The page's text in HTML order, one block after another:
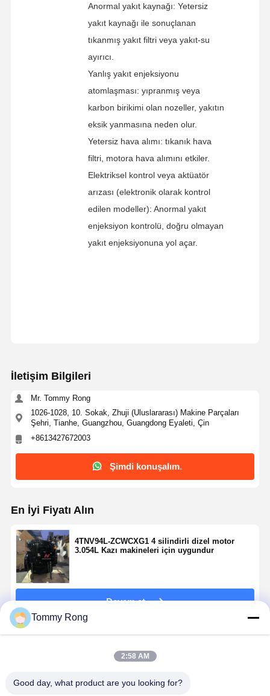
Anormal yakıt kaynağı: Yetersiz
yakıt kaynağı ile sonuçlanan
tıkanmış yakıt filtri veya yakıt-su
ayırıcı.
Yanlış yakıt enjeksiyonu
atomlaşması: yıpranmış veya
karbon birikimi olan nozeller, yakıtın
eksik yanmasına neden olur.
Yetersiz hava alımı: tıkanık hava
filtri, motora hava alımını etkiler.
Elektriksel kontrol veya aktüatör
arızası (elektronik olarak kontrol
edilen modeller): Anormal yakıt
enjeksiyon kontrolü, doğru olmayan
yakıt enjeksiyonuna yol açar.
İletişim Bilgileri
Mr. Tommy Rong
1026-1028, 10. Sokak, Zhuji (Uluslararası) Makine Parçaları
Şehri, Tianhe, Guangzhou, Guangdong Eyaleti, Çin
+8613427672003
Şimdi konuşalım.
En İyi Fiyatı Alın
4TNV94L-ZCWCXG1 4 silindirli dizel motor
3.054L Kazı makineleri için uygundur
Devam et
Tommy Rong
2:58 AM
Good day, what product are you looking for?